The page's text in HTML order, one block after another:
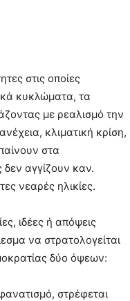
στις οποίες
κυκλώματα, τα
με ρεαλισμό την
κλιματική κρίση,
στα
αγγίζουν καν.
νεαρές ηλικίες.
ιδέες ή απόψεις
να στρατολογείται
δύο όψεων:
στρέφεται